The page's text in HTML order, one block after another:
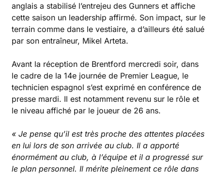
anglais a stabilisé l’entrejeu des Gunners et affiche
cette saison un leadership affirmé. Son impact, sur le
terrain comme dans le vestiaire, a d’ailleurs été salué
par son entraîneur, Mikel Arteta.
Avant la réception de Brentford mercredi soir, dans
le cadre de la 14e journée de Premier League, le
technicien espagnol s’est exprimé en conférence de
presse mardi. Il est notamment revenu sur le rôle et
le niveau affiché par le joueur de 26 ans.
« Je pense qu’il est très proche des attentes placées
en lui lors de son arrivée au club. Il a apporté
énormément au club, à l’équipe et il a progressé sur
le plan personnel. Il mérite pleinement ce rôle dans